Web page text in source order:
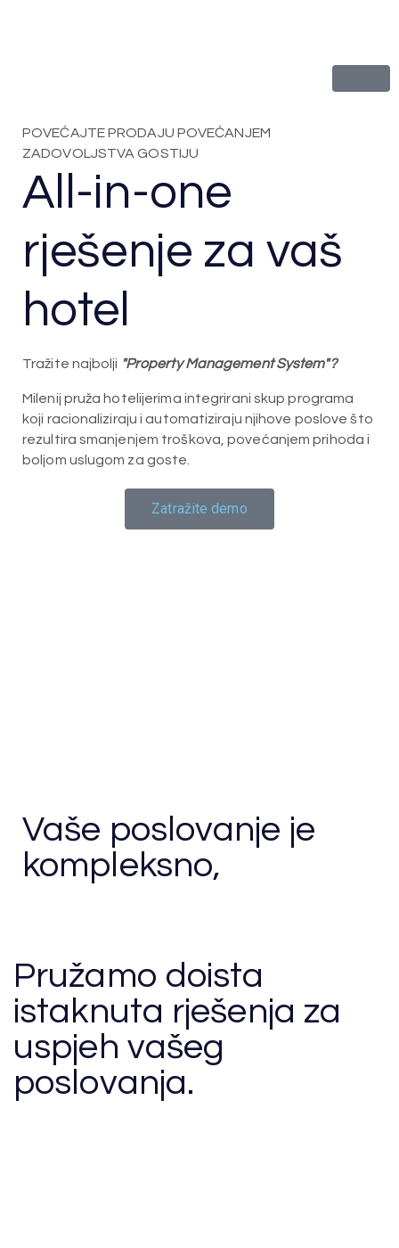
POVEĆAJTE PRODAJU POVEĆANJEM
ZADOVOLJSTVA GOSTIJU
All-in-one
rješenje za vaš
hotel
Tražite najbolji "Property Management System"?
Milenij pruža hotelijerima integrirani skup programa
koji racionaliziraju i automatiziraju njihove poslove što
rezultira smanjenjem troškova, povećanjem prihoda i
boljom uslugom za goste.
Zatražite demo
Vaše poslovanje je
kompleksno,
Pružamo doista
istaknuta rješenja za
uspjeh vašeg
poslovanja.